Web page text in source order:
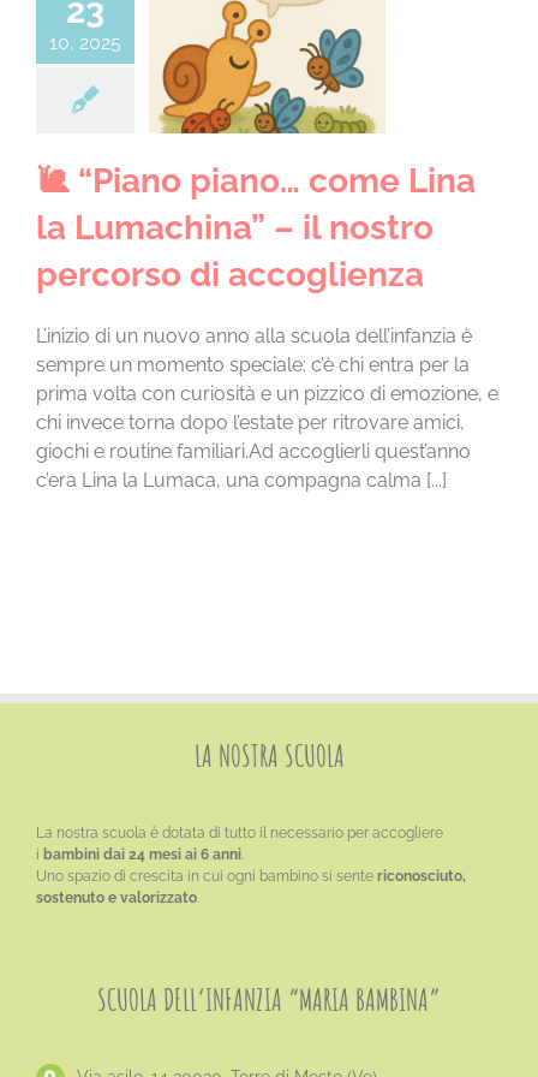
CHI SIAMO
LA SCUOLA E I SUOI AMBIENTI
LE NOSTRE ESPERIENZE
INFORMAZIONI E ISCRIZIONI
MODULISTICA
EVENTI
NEWS
23
10, 2025
Lina la
– il
percorso di
2026
🐌 “Piano piano… come Lina
la Lumachina” – il nostro
percorso di accoglienza
L’inizio di un nuovo anno alla scuola dell’infanzia è
sempre un momento speciale: c’è chi entra per la
prima volta con curiosità e un pizzico di emozione, e
chi invece torna dopo l’estate per ritrovare amici,
giochi e routine familiari.Ad accoglierli quest’anno
c’era Lina la Lumaca, una compagna calma [...]
LA NOSTRA SCUOLA
La nostra scuola è dotata di tutto il necessario per accogliere
i bambini dai 24 mesi ai 6 anni.
Uno spazio di crescita in cui ogni bambino si sente riconosciuto,
sostenuto e valorizzato.
SCUOLA DELL’INFANZIA “MARIA BAMBINA”